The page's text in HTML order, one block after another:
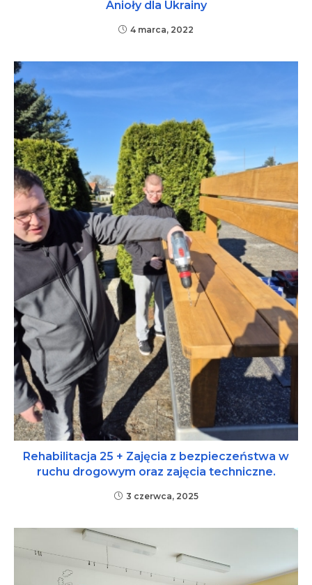
Anioły dla Ukrainy
4 marca, 2022
Rehabilitacja 25 + Zajęcia z bezpieczeństwa w
ruchu drogowym oraz zajęcia techniczne.
3 czerwca, 2025